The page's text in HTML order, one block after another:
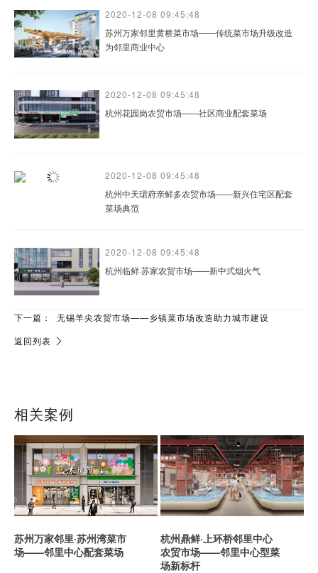
2020-12-08 09:45:48
苏州万家邻里黄桥菜市场——传统菜市场升级改造
为邻里商业中心
2020-12-08 09:45:48
杭州花园岗农贸市场——社区商业配套菜场
2020-12-08 09:45:48
杭州中天珺府亲鲜多农贸市场——新兴住宅区配套
菜场典范
2020-12-08 09:45:48
杭州临鲜·苏家农贸市场——新中式烟火气
下一篇：
无锡羊尖农贸市场——乡镇菜市场改造助力城市建设
返回列表
相关案例
苏州万家邻里·苏州湾菜市
场——邻里中心配套菜场
杭州鼎鲜·上环桥邻里中心
农贸市场——邻里中心型菜
场新标杆